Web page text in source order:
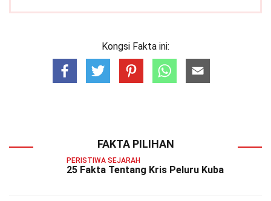
Kongsi Fakta ini:
FAKTA PILIHAN
PERISTIWA SEJARAH
25 Fakta Tentang Kris Peluru Kuba